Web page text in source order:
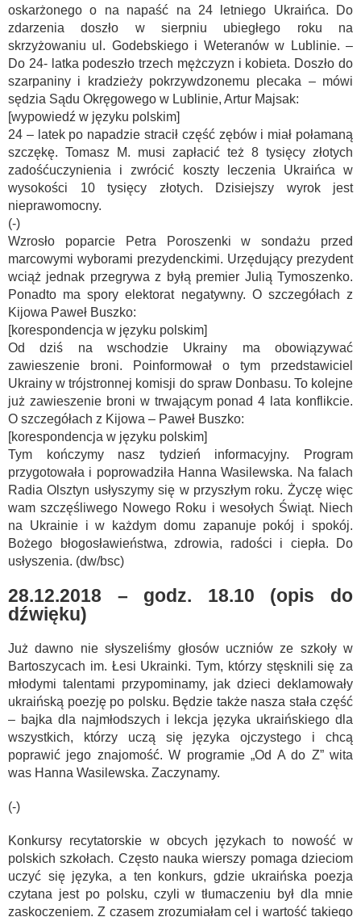
oskarżonego o na napaść na 24 letniego Ukraińca. Do
zdarzenia doszło w sierpniu ubiegłego roku na
skrzyżowaniu ul. Godebskiego i Weteranów w Lublinie. –
Do 24- latka podeszło trzech mężczyzn i kobieta. Doszło do
szarpaniny i kradzieży pokrzywdzonemu plecaka – mówi
sędzia Sądu Okręgowego w Lublinie, Artur Majsak:
[wypowiedź w języku polskim]
24 – latek po napadzie stracił część zębów i miał połamaną
szczękę. Tomasz M. musi zapłacić też 8 tysięcy złotych
zadośćuczynienia i zwrócić koszty leczenia Ukraińca w
wysokości 10 tysięcy złotych. Dzisiejszy wyrok jest
nieprawomocny.
(-)
Wzrosło poparcie Petra Poroszenki w sondażu przed
marcowymi wyborami prezydenckimi. Urzędujący prezydent
wciąż jednak przegrywa z byłą premier Julią Tymoszenko.
Ponadto ma spory elektorat negatywny. O szczegółach z
Kijowa Paweł Buszko:
[korespondencja w języku polskim]
Od dziś na wschodzie Ukrainy ma obowiązywać
zawieszenie broni. Poinformował o tym przedstawiciel
Ukrainy w trójstronnej komisji do spraw Donbasu. To kolejne
już zawieszenie broni w trwającym ponad 4 lata konflikcie.
O szczegółach z Kijowa – Paweł Buszko:
[korespondencja w języku polskim]
Tym kończymy nasz tydzień informacyjny. Program
przygotowała i poprowadziła Hanna Wasilewska. Na falach
Radia Olsztyn usłyszymy się w przyszłym roku. Życzę więc
wam szczęśliwego Nowego Roku i wesołych Świąt. Niech
na Ukrainie i w każdym domu zapanuje pokój i spokój.
Bożego błogosławieństwa, zdrowia, radości i ciepła. Do
usłyszenia. (dw/bsc)
28.12.2018 – godz. 18.10 (opis do
dźwięku)
Już dawno nie słyszeliśmy głosów uczniów ze szkoły w
Bartoszycach im. Łesi Ukrainki. Tym, którzy stęsknili się za
młodymi talentami przypominamy, jak dzieci deklamowały
ukraińską poezję po polsku. Będzie także nasza stała część
– bajka dla najmłodszych i lekcja języka ukraińskiego dla
wszystkich, którzy uczą się języka ojczystego i chcą
poprawić jego znajomość. W programie „Od A do Z” wita
was Hanna Wasilewska. Zaczynamy.
(-)
Konkursy recytatorskie w obcych językach to nowość w
polskich szkołach. Często nauka wierszy pomaga dzieciom
uczyć się języka, a ten konkurs, gdzie ukraińska poezja
czytana jest po polsku, czyli w tłumaczeniu był dla mnie
zaskoczeniem. Z czasem zrozumiałam cel i wartość takiego